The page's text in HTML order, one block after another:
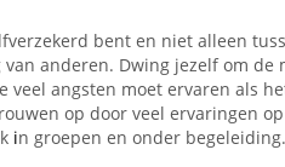
bent en niet alleen
anderen. Dwing jezelf om de
veel angsten moet ervaren als
op door veel ervaringen
in groepen en onder begeleiding.